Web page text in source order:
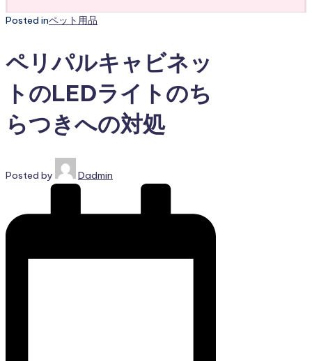
Posted inペット用品
ペリパルキャビネッ
トのLEDライトのち
らつきへの対処
Posted by Dadmin